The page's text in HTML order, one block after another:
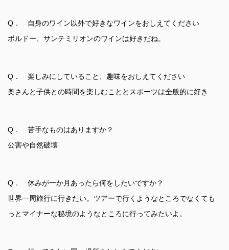
Q． 自身のワイン以外で好きなワインをおしえてください
ボルドー、サンテミリオンのワインは好きだね。
Q． 楽しみにしていること、趣味をおしえてください
奥さんと子供との時間を楽しむこととスポーツは全般的に好き
Q． 苦手なものはありますか？
公害や自然破壊
Q． 休みが一か月あったら何をしたいですか？
世界一周旅行に行きたい。ツアーで行くようなところでなくても
っとマイナーな秘境のようなところに行ってみたいよ。